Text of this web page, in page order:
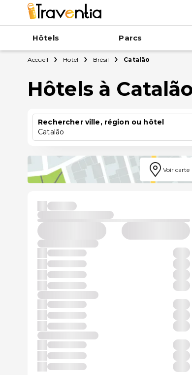
Hôtels Parcs
Accueil Hotel Brésil Catalão
Hôtels à
Rechercher ville, région ou hôtel
Catalão
Voir carte